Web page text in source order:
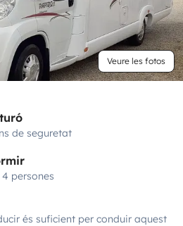
Veure les fotos
de seguretat
persones
és suficient per conduir aquest